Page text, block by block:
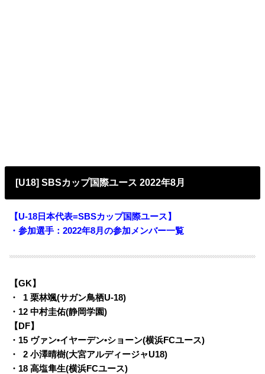
[U18] SBSカップ国際ユース 2022年8月
【U-18日本代表=SBSカップ国際ユース】
・参加選手：2022年8月の参加メンバー一覧
【GK】
・
1 栗林颯(サガン鳥栖U-18)
・ 12 中村圭佑(静岡学園)
【DF】
・ 15 ヴァン•イヤーデン•ショーン(横浜FCユース)
・
02 小澤晴樹(大宮アルディージャU18)
・ 18 高塩隼生(横浜FCユース)